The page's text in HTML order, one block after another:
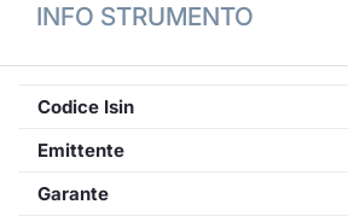
INFO STRUMENTO
Codice Isin
Emittente
Garante